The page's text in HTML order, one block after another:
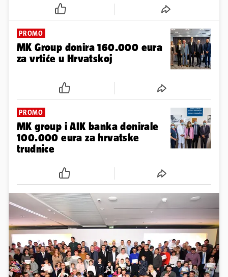
PROMO
MK Group donira 160.000 eura
za vrtiće u Hrvatskoj
PROMO
MK group i AIK banka donirale
100.000 eura za hrvatske
trudnice